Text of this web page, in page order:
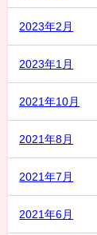
2023年2月
2023年1月
2021年10月
2021年8月
2021年7月
2021年6月